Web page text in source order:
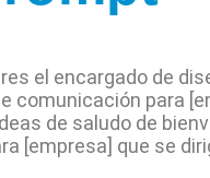
el encargado de
comunicación para
de saludo de
[empresa] que se